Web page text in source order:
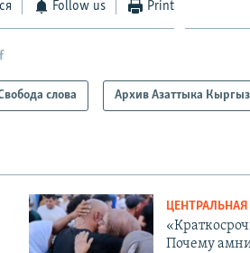
Follow us Print
слова Архив Азаттыка
ЦЕНТРАЛЬНАЯ
Почему